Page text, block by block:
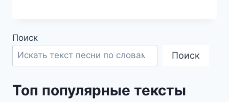
Поиск
Поиск
Топ популярные тексты